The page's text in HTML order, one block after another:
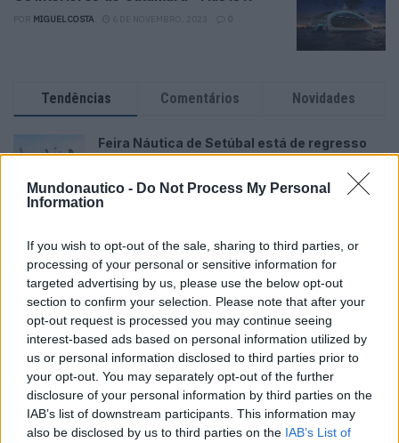
Mundonautico - Do Not Process My Personal
Information
If you wish to opt-out of the sale, sharing to third parties, or
processing of your personal or sensitive information for
targeted advertising by us, please use the below opt-out
section to confirm your selection. Please note that after your
opt-out request is processed you may continue seeing
interest-based ads based on personal information utilized by
us or personal information disclosed to third parties prior to
your opt-out. You may separately opt-out of the further
disclosure of your personal information by third parties on the
IAB’s list of downstream participants. This information may
also be disclosed by us to third parties on the IAB’s List of
MIGUEL COSTA 0
Tendências Comentários Novidades
Feira Náutica de Setúbal está de regresso
A rota dos preços: quanto custa manter um
portuguesas
31 DE JULHO, 2026
CatanaGroup lança primeiro modelo Inboard
Yot e é Made in Portugal
3 DE JUNHO, 2025
Não se perca no mar: Tudo o que precisa
saber sobre Balizagem Marítima
8 DE ABRIL, 2024